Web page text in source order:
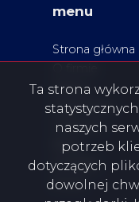
menu
Strona główna
Oferty
Zgłoszenia
Ulubione
Blog
Kontakt
Rodo
Ta strona
naszych
potrzeb
dotyczących
dowolnej